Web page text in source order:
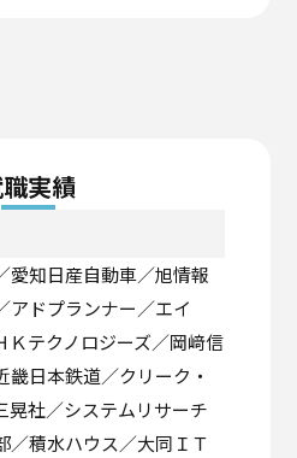
実績
愛知日産自動車／旭情報
アドプランナー／エイ
Ｋテクノロジーズ／岡﨑信
日本鉄道／クリーク・
晃社／システムリサーチ
／積水ハウス／大同ＩＴ